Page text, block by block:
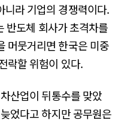
니라 기업의 경쟁력이다.
반도체 회사가 초격차를
머뭇거리면 한국은 미중
락할 위험이 있다.
산업이 뒤통수를 맞았
었다고 하지만 공무원은